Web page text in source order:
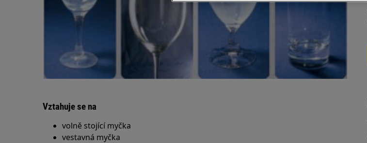
Vztahuje se na
volně stojící myčka
vestavná myčka